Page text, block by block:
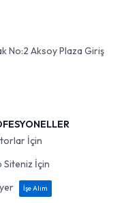
No:2 Aksoy Plaza Giriş
İçin
Siteniz İçin
İşe Alım